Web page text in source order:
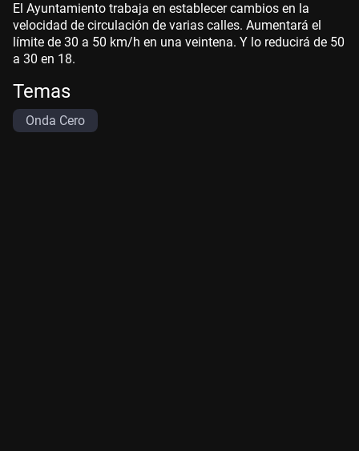
El Ayuntamiento trabaja en establecer cambios en la
velocidad de circulación de varias calles. Aumentará el
límite de 30 a 50 km/h en una veintena. Y lo reducirá de 50
a 30 en 18.
Temas
Onda Cero